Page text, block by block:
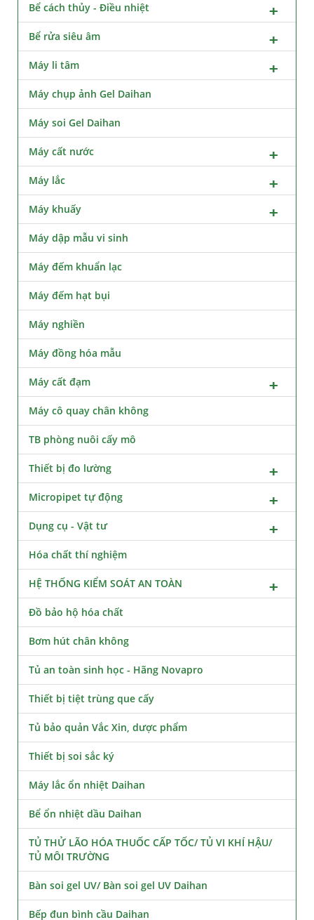
Bể cách thủy - Điều nhiệt
Bể rửa siêu âm
Máy li tâm
Máy chụp ảnh Gel Daihan
Máy soi Gel Daihan
Máy cất nước
Máy lắc
Máy khuấy
Máy dập mẫu vi sinh
Máy đếm khuẩn lạc
Máy đếm hạt bụi
Máy nghiền
Máy đồng hóa mẫu
Máy cất đạm
Máy cô quay chân không
TB phòng nuôi cấy mô
Thiết bị đo lường
Micropipet tự động
Dụng cụ - Vật tư
Hóa chất thí nghiệm
HỆ THỐNG KIỂM SOÁT AN TOÀN
Đồ bảo hộ hóa chất
Bơm hút chân không
Tủ an toàn sinh học - Hãng Novapro
Thiết bị tiệt trùng que cấy
Tủ bảo quản Vắc Xin, dược phẩm
Thiết bị soi sắc ký
Máy lắc ổn nhiệt Daihan
Bể ổn nhiệt dầu Daihan
TỦ THỬ LÃO HÓA THUỐC CẤP TỐC/ TỦ VI KHÍ HẬU/
TỦ MÔI TRƯỜNG
Bàn soi gel UV/ Bàn soi gel UV Daihan
Bếp đun bình cầu Daihan